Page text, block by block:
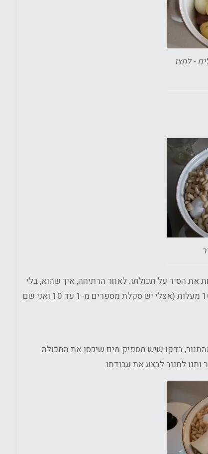
- לחצו
את הסיר על תכולתו. לאחר הרתיחה, איך שהוא, בלי
לשפוך כלום בטעות, הכניסו לתנור שחומם מראש לחום נמוך של כ- 100-150 מעלות (אצלי יש סקלת מספרים מ-1 עד 10 ואני שם
בדקו שיש מספיק מים שיכסו את התכולה
לתנור לבצע את עבודתו.